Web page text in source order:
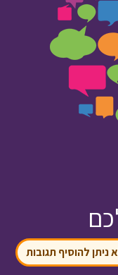
ניתן להוסיף תגובות